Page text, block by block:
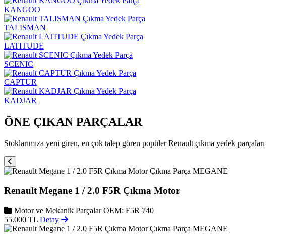
KANGOO
TALISMAN
LATITUDE
SCENIC
CAPTUR
KADJAR
ÖNE ÇIKAN PARÇALAR
Stoklarımıza yeni giren, en çok talep gören popüler Renault çıkma yedek parçaları
MEGANE
Renault Megane 1 / 2.0 F5R Çıkma Motor
Motor ve Mekanik Parçalar OEM: F5R 740
55.000 TL Detay
MEGANE